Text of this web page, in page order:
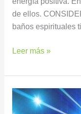
de ellos.
baños espirituales
Leer más »
Tu
salud